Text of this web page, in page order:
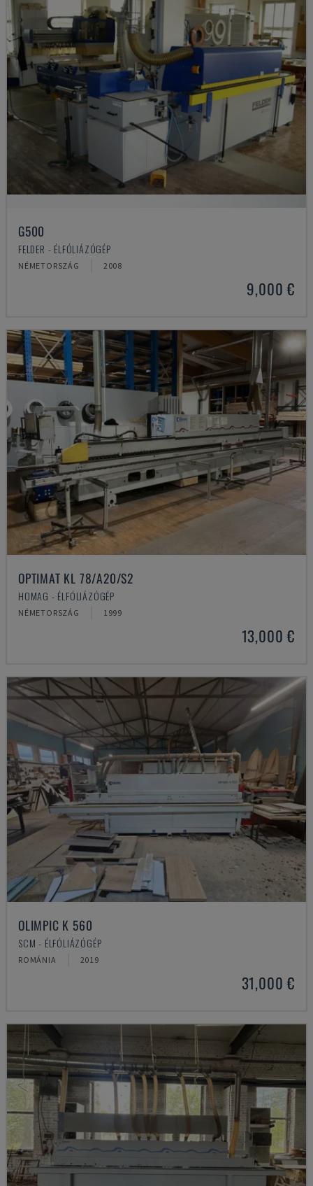
G500
FELDER - ÉLFÓLIÁZÓGÉP
NÉMETORSZÁG 2008
9,000 €
OPTIMAT KL 78/A20/S2
HOMAG - ÉLFÓLIÁZÓGÉP
NÉMETORSZÁG 1999
13,000 €
OLIMPIC K 560
SCM - ÉLFÓLIÁZÓGÉP
ROMÁNIA 2019
31,000 €